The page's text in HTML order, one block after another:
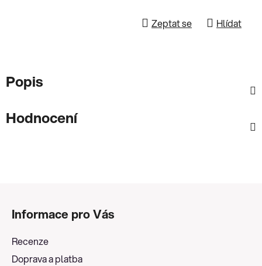
Zeptat se Hlídat
Popis
Hodnocení
Informace pro Vás
Recenze
Doprava a platba